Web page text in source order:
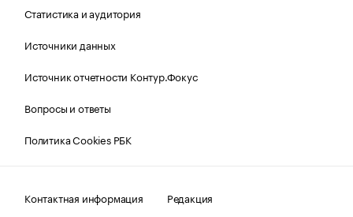
Статистика и аудитория
Источники данных
Источник отчетности Контур.Фокус
Вопросы и ответы
Политика Cookies РБК
Контактная информация Редакция